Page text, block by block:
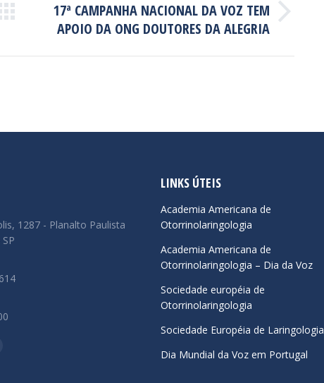
Próximo
post:
17ª CAMPANHA NACIONAL DA VOZ TEM
APOIO DA ONG DOUTORES DA ALEGRIA
1287 - Planalto Paulista
LINKS ÚTEIS
Academia Americana de
Otorrinolaringologia
Academia Americana de
Otorrinolaringologia – Dia da Voz
Sociedade européia de
Otorrinolaringologia
Sociedade Européia de Laringologia
Dia Mundial da Voz em Portugal